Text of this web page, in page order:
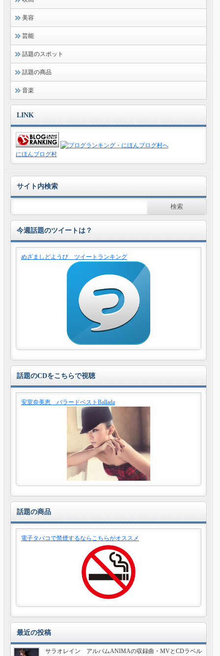
美容
芸能
話題のスポット
話題の商品
音楽
LINK
にほんブログ村
サイト内検索
今週話題のツイートは？
めざましどようび ツイートランキング
話題のCDをこちらで視聴
安室奈美恵 バラードベストBallada
話題の商品
電子タバコで禁煙するならこちらがオススメ
最近の投稿
サラオレイン アルバムANIMAの収録曲・MVとCDラベル